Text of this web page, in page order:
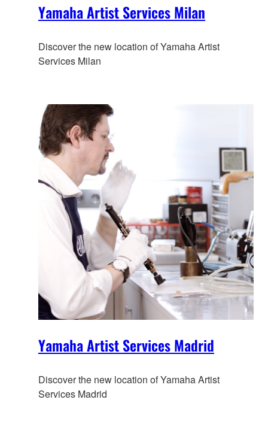
Yamaha Artist Services Milan
Discover the new location of Yamaha Artist
Services Milan
Yamaha Artist Services Madrid
Discover the new location of Yamaha Artist
Services Madrid